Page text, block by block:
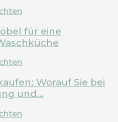
für eine
Worauf Sie bei
und…